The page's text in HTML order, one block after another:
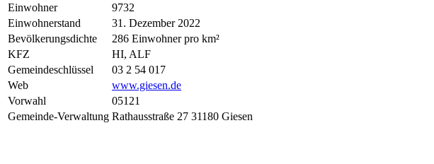
Einwohner
9732
Einwohnerstand
31. Dezember 2022
Bevölkerungsdichte
286 Einwohner pro km²
KFZ
HI, ALF
Gemeindeschlüssel
03 2 54 017
Web
www.giesen.de
Vorwahl
05121
Gemeinde-Verwaltung Rathausstraße 27 31180 Giesen